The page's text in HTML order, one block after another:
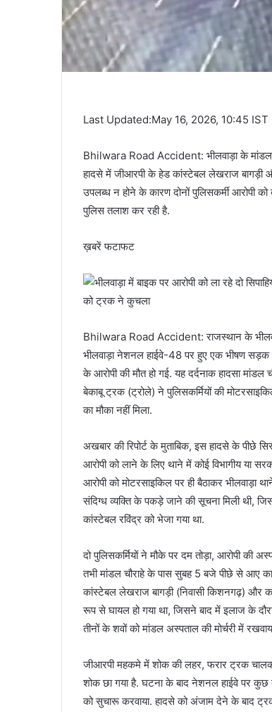
Last Updated:May 16, 2026, 10:45 IST
Bhilwara Road Accident: भीलवाड़ा के मांडल
हादसे में जीआरपी के हेड कांस्टेबल लेखराज बागड़ी
उपलब्ध न होने के कारण दोनों पुलिसकर्मी आरोपी
पुलिस तलाश कर रही है.
ख़बरें फटाफट
को ट्रक ने कुचला
Bhilwara Road Accident: राजस्थान के
भीलवाड़ा नेशनल हाईवे-48 पर हुए एक भीषण सड़क
के आरोपी की मौत हो गई. यह दर्दनाक हादसा
बेकाबू ट्रक (ट्रोले) ने पुलिसकर्मियों की
का मौका नहीं मिला.
अखबार की रिपोर्ट के मुताबिक, इस हादसे के पीछे
आरोपी को लाने के लिए थाने में कोई विभागीय या
आरोपी को मोटरसाइकिल पर ही बैठाकर भीलवाड़ा
संदिग्ध व्यक्ति के पकड़े जाने की सूचना मिली थी,
कांस्टेबल रविंद्र को भेजा गया था.
दो पुलिसकर्मियों ने मौके पर दम तोड़ा, आरोपी की
तभी मांडल चौराहे के पास सुबह 5 बजे पीछे से आए
कांस्टेबल लेखराज बागड़ी (निवासी किशनगढ़) और
रूप से घायल हो गया था, जिसने बाद में इलाज के
तीनों के शवों को मांडल अस्पताल की मोर्चरी में
जीआरपी महकमे में शोक की लहर, फरार ट्रक चालक
शोक छा गया है. घटना के बाद नेशनल हाईवे पर कुछ
को सुचारू करवाया. हादसे को अंजाम देने के बाद